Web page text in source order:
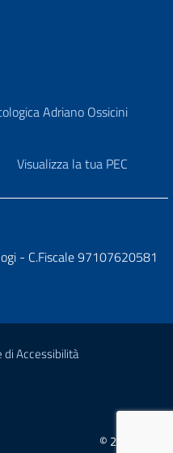
Adriano Ossicini
Visualizza la tua PEC
- C.Fiscale 97107620581
di Accessibilità
© 2026 CNOP